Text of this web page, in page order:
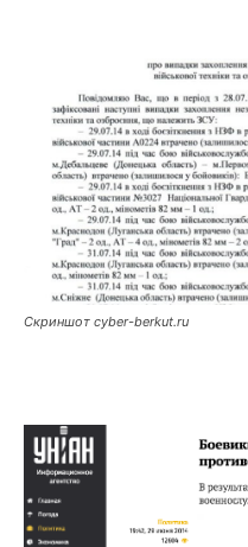
Скриншот cyber-berkut.ru